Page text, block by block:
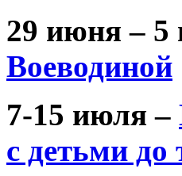
29 июня – 5
Воеводиной
7-15 июля –
с детьми